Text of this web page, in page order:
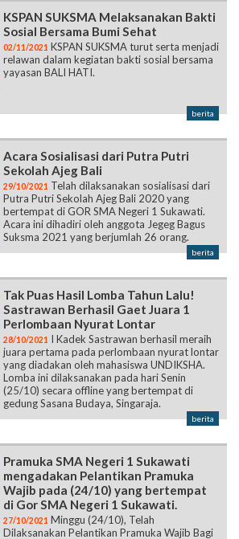
KSPAN SUKSMA Melaksanakan Bakti
Sosial Bersama Bumi Sehat
02/11/2021 KSPAN SUKSMA turut serta menjadi
relawan dalam kegiatan bakti sosial bersama
yayasan BALI HATI.
berita
Acara Sosialisasi dari Putra Putri
Sekolah Ajeg Bali
29/10/2021 Telah dilaksanakan sosialisasi dari
Putra Putri Sekolah Ajeg Bali 2020 yang
bertempat di GOR SMA Negeri 1 Sukawati.
Acara ini dihadiri oleh anggota Jegeg Bagus
Suksma 2021 yang berjumlah 26 orang.
berita
Tak Puas Hasil Lomba Tahun Lalu!
Sastrawan Berhasil Gaet Juara 1
Perlombaan Nyurat Lontar
28/10/2021 I Kadek Sastrawan berhasil meraih
juara pertama pada perlombaan nyurat lontar
yang diadakan oleh mahasiswa UNDIKSHA.
Lomba ini dilaksanakan pada hari Senin
(25/10) secara offline yang bertempat di
gedung Sasana Budaya, Singaraja.
berita
Pramuka SMA Negeri 1 Sukawati
mengadakan Pelantikan Pramuka
Wajib pada (24/10) yang bertempat
di Gor SMA Negeri 1 Sukawati.
27/10/2021 Minggu (24/10), Telah
Dilaksanakan Pelantikan Pramuka Wajib Bagi